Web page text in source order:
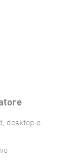
desktop o